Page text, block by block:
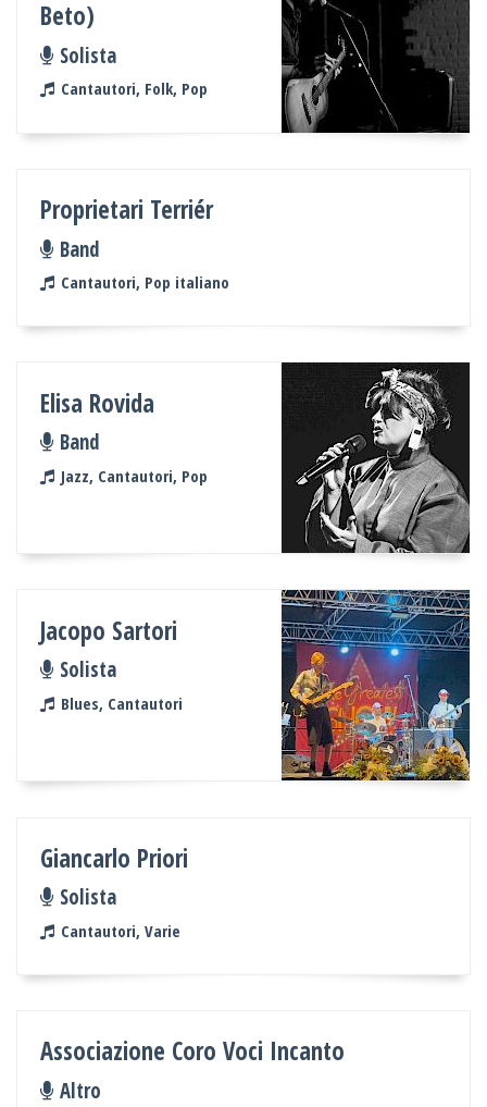
Beto)
Solista
Cantautori, Folk, Pop
Proprietari Terriér
Band
Cantautori, Pop italiano
Elisa Rovida
Band
Jazz, Cantautori, Pop
Jacopo Sartori
Solista
Blues, Cantautori
Giancarlo Priori
Solista
Cantautori, Varie
Associazione Coro Voci Incanto
Altro